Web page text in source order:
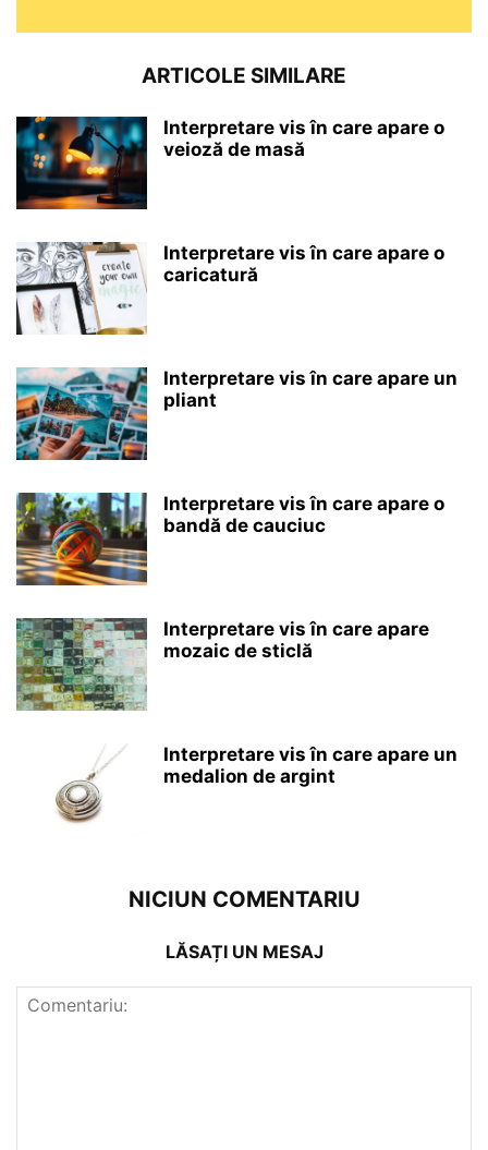
ARTICOLE SIMILARE
Interpretare vis în care apare o
veioză de masă
Interpretare vis în care apare o
caricatură
Interpretare vis în care apare un
pliant
Interpretare vis în care apare o
bandă de cauciuc
Interpretare vis în care apare
mozaic de sticlă
Interpretare vis în care apare un
medalion de argint
NICIUN COMENTARIU
LĂSAȚI UN MESAJ